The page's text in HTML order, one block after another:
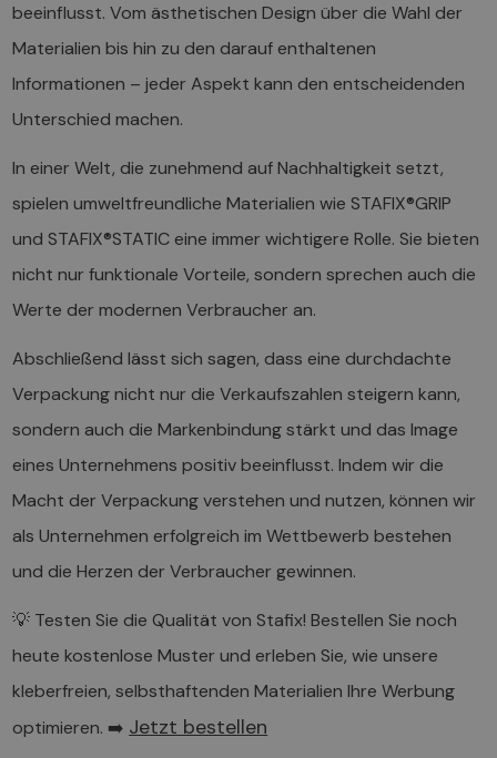
beeinflusst. Vom ästhetischen Design über die Wahl der
Materialien bis hin zu den darauf enthaltenen
Informationen – jeder Aspekt kann den entscheidenden
Unterschied machen.
In einer Welt, die zunehmend auf Nachhaltigkeit setzt,
spielen umweltfreundliche Materialien wie STAFIX®GRIP
und STAFIX®STATIC eine immer wichtigere Rolle. Sie bieten
nicht nur funktionale Vorteile, sondern sprechen auch die
Werte der modernen Verbraucher an.
Abschließend lässt sich sagen, dass eine durchdachte
Verpackung nicht nur die Verkaufszahlen steigern kann,
sondern auch die Markenbindung stärkt und das Image
eines Unternehmens positiv beeinflusst. Indem wir die
Macht der Verpackung verstehen und nutzen, können wir
als Unternehmen erfolgreich im Wettbewerb bestehen
und die Herzen der Verbraucher gewinnen.
💡 Testen Sie die Qualität von Stafix! Bestellen Sie noch
heute kostenlose Muster und erleben Sie, wie unsere
kleberfreien, selbsthaftenden Materialien Ihre Werbung
optimieren. ➡️ Jetzt bestellen